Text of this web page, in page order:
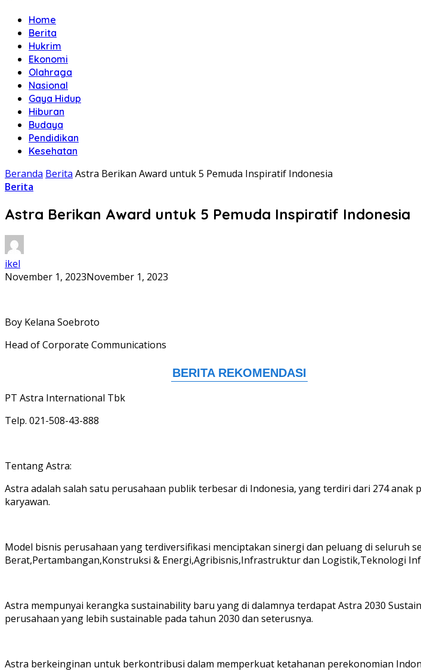
Home
Berita
Hukrim
Ekonomi
Olahraga
Nasional
Gaya Hidup
Hiburan
Budaya
Pendidikan
Kesehatan
Beranda Berita Astra Berikan Award untuk 5 Pemuda Inspiratif Indonesia
Berita
Astra Berikan Award untuk 5 Pemuda Inspiratif Indonesia
ikel
November 1, 2023November 1, 2023
Boy Kelana Soebroto
Head of Corporate Communications
PT Astra International Tbk
Telp. 021-508-43-888
Tentang Astra:
Astra adalah salah satu perusahaan publik terbesar di Indonesia, yang terdiri dari 274
karyawan.
Model bisnis perusahaan yang terdiversifikasi menciptakan sinergi dan peluang di seluruh
Berat,Pertambangan,Konstruksi & Energi,Agribisnis,Infrastruktur dan Logistik,Teknologi
Astra mempunyai kerangka sustainability baru yang di dalamnya terdapat Astra 2030
perusahaan yang lebih sustainable pada tahun 2030 dan seterusnya.
Astra berkeinginan untuk berkontribusi dalam memperkuat ketahanan perekonomian